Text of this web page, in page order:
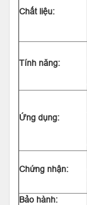
Chất liệu:
Tính năng:
Ứng dụng:
Chứng nhận:
Bảo hành: